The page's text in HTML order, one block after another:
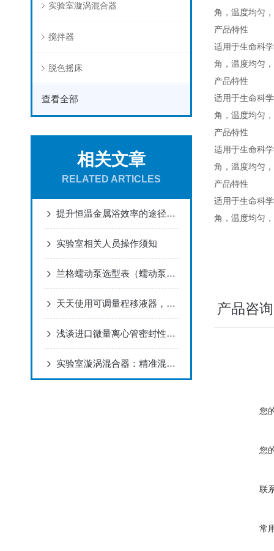
实验室漩涡混合器
搅拌器
脱色摇床
查看全部
相关文章
RELATED ARTICLES
提升恒温金属浴效率的途径有哪些
实验室相关人员操作须知
兰格蠕动泵选型表（蠕动泵型号，泵头，软管，流量范围）
天天使用可调量程移液器，你真的会养护吗？
浅谈进口微量离心管密封性能的检测原理及试验过程
实验室漩涡混合器：精准混合的“魔法师”
角，温度均匀
产品特性
适用于生命科
角，温度均匀
产品特性
适用于生命科
角，温度均匀
产品特性
适用于生命科
角，温度均匀
产品特性
适用于生命科
角，温度均匀
产品咨询
您
您
联
常